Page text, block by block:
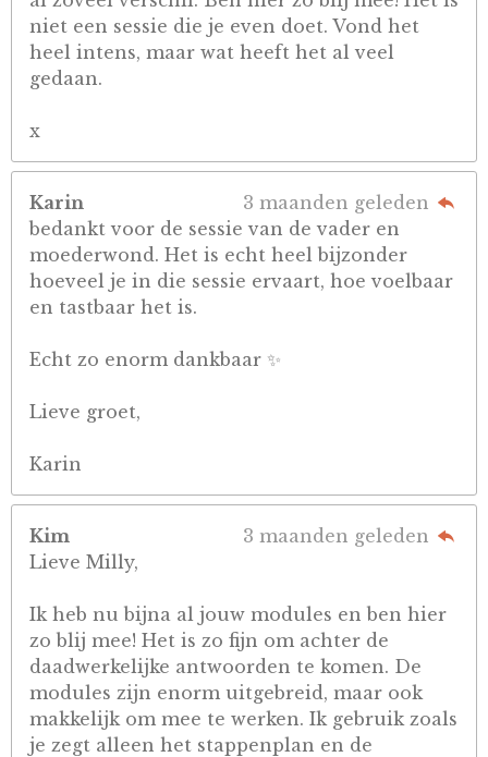
niet een sessie die je even doet. Vond het
heel intens, maar wat heeft het al veel
gedaan.
x
Karin
3 maanden geleden
bedankt voor de sessie van de vader en
moederwond. Het is echt heel bijzonder
hoeveel je in die sessie ervaart, hoe voelbaar
en tastbaar het is.
Echt zo enorm dankbaar ✨
Lieve groet,
Karin
Kim
3 maanden geleden
Lieve Milly,
Ik heb nu bijna al jouw modules en ben hier
zo blij mee! Het is zo fijn om achter de
daadwerkelijke antwoorden te komen. De
modules zijn enorm uitgebreid, maar ook
makkelijk om mee te werken. Ik gebruik zoals
je zegt alleen het stappenplan en de